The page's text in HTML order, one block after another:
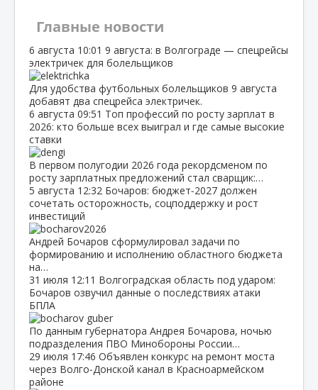
Главные новости
6 августа 10:01 9 августа: в Волгограде — спецрейсы
электричек для болельщиков
Для удобства футбольных болельщиков 9 августа
добавят два спецрейса электричек.
6 августа 09:51 Топ профессий по росту зарплат в
2026: кто больше всех выиграл и где самые высокие
ставки
В первом полугодии 2026 года рекордсменом по
росту зарплатных предложений стал сварщик:…
5 августа 12:32 Бочаров: бюджет‑2027 должен
сочетать осторожность, соцподдержку и рост
инвестиций
Андрей Бочаров сформулировал задачи по
формированию и исполнению областного бюджета
на…
31 июля 12:11 Волгоградская область под ударом:
Бочаров озвучил данные о последствиях атаки
БПЛА
По данным губернатора Андрея Бочарова, ночью
подразделения ПВО Минобороны России…
29 июля 17:46 Объявлен конкурс на ремонт моста
через Волго‑Донской канал в Красноармейском
районе